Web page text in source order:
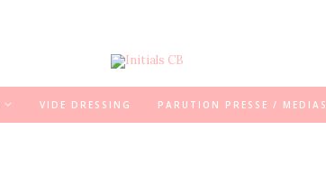
VIDE DRESSING PARUTION PRESSE / MEDIAS